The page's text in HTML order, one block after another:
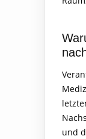
und